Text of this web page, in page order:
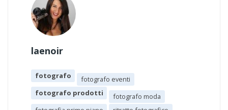
laenoir
fotografo
fotografo eventi
fotografo prodotti
fotografo moda